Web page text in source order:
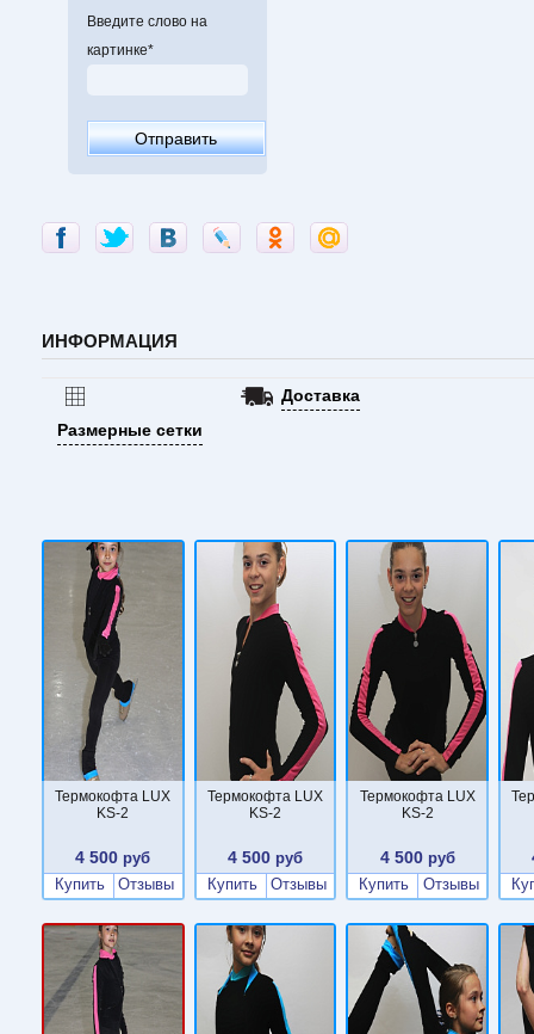
Введите слово на
картинке*
ИНФОРМАЦИЯ
Размерные сетки
Доставка
Термокофта LUX
KS-2
4 500 руб
Купить
Отзывы
Термокофта LUX
KS-2
4 500 руб
Купить
Отзывы
Термокофта LUX
KS-2
4 500руб
Купить
Отзывы